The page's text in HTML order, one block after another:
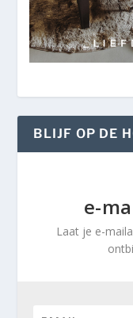
BLIJF OP DE
e-
Laat je e-